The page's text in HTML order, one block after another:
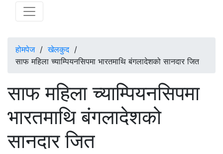
होमपेज/खेलकुद/
साफ महिला च्याम्पियनसिपमा भारतमाथि बंगलादेशको सानदार जित
साफ महिला च्याम्पियनसिपमा
भारतमाथि बंगलादेशको
सानदार जित